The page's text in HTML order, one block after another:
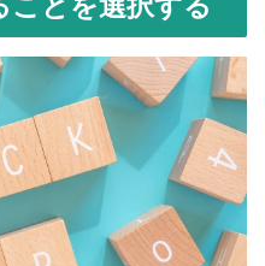
とを選択する